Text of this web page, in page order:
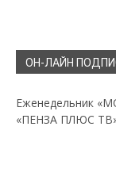
ОН-ЛАЙН
Еженедельник
«ПЕНЗА ПЛЮС